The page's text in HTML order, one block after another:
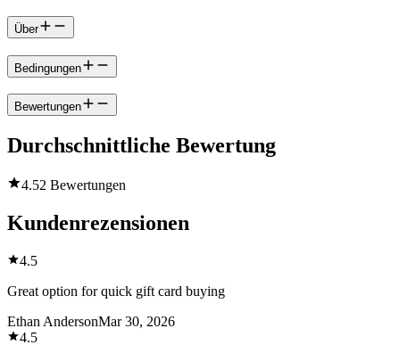
Über
Bedingungen
Bewertungen
Durchschnittliche Bewertung
4.52 Bewertungen
Kundenrezensionen
4.5
Great option for quick gift card buying
Ethan AndersonMar 30, 2026
4.5